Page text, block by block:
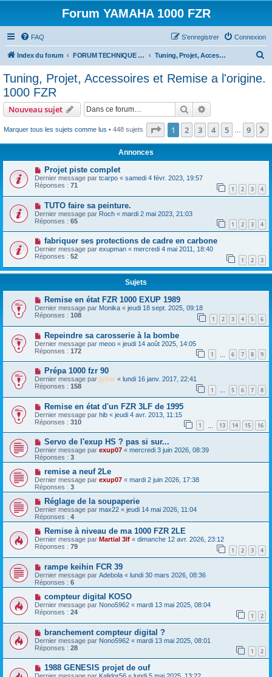
Forum YAMAHA 1000 FZR
FAQ Connexion
S’enregistrer
Index du forum FORUM TECHNIQUE 1000 FZR Tuning, Projet, Accessoires et Remise a l'origine. 1000 FZR
c
r
Tuning, Projet, Accessoires et Remise a l'origine.
1000 FZR
Nouveau sujet Rechercher
Marquer tous les sujets comme lus • 448 sujets Page 1sur9
1 2 3 4 5 9
Annonces
Projet piste complet
Dernier message par tcarpo « samedi 4 févr. 2023, 19:57
Réponses : 71 1 2 3 4
TUTO faire sa peinture.
Dernier message par Roch « mardi 2 mai 2023, 21:03
Réponses : 65 1 2 3 4
fabriquer ses protections de cadre en carbone
Dernier message par exupman « mercredi 4 mai 2011, 18:40
Réponses : 52 1 2 3
Sujets
Remise en état FZR 1000 EXUP 1989
Dernier message par Monika « jeudi 18 sept. 2025, 09:18
Réponses : 108 1 2 3 4 5 6
Repeindre sa carosserie à la bombe
Dernier message par meoo « jeudi 14 août 2025, 14:05
Réponses : 172 1 6 7 8 9
Prépa 1000 fzr 90
Dernier message par jpbar « lundi 16 janv. 2017, 22:41
Réponses : 158 1 … 5 6 7 8
Remise en état d'un FZR 3LF de 1995
Dernier message par hib « jeudi 4 avr. 2013, 11:15
Réponses : 310 1 13 14 15 16
Servo de l'exup HS ? pas si sur...
Dernier message par exup07 « mercredi 3 juin 2026, 08:39
Réponses : 3
remise a neuf 2Le
Dernier message par exup07 « mardi 2 juin 2026, 17:38
Réponses : 3
Réglage de la soupaperie
Dernier message par max22 « jeudi 14 mai 2026, 11:04
Réponses : 4
Remise à niveau de ma 1000 FZR 2LE
Dernier message par Martial 3lf « dimanche 12 avr. 2026, 23:12
Réponses : 79 1 2 3 4
rampe keihin FCR 39
Dernier message par Adebola « lundi 30 mars 2026, 08:36
Réponses : 6
compteur digital KOSO
Dernier message par Nono5962 « mardi 13 mai 2025, 08:04
Réponses : 24 1 2
branchement compteur digital ?
Dernier message par Nono5962 « mardi 13 mai 2025, 08:01
Réponses : 28 1 2
1988 GENESIS projet de ouf